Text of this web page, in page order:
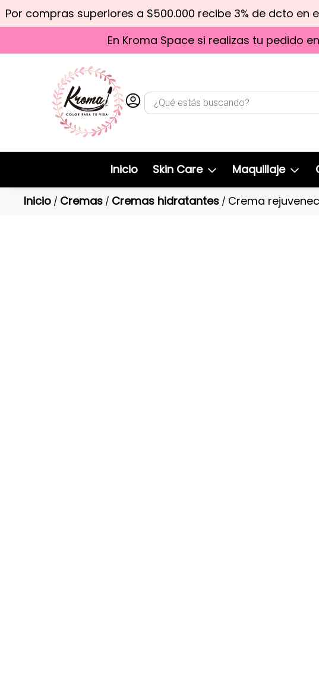
Por compras superiores a $500.000 recibe 3% de dcto
En Kroma Space si realizas tu pedido
Inicio Skin Care Maquillaje
Inicio / Cremas / Cremas hidratantes / Crema